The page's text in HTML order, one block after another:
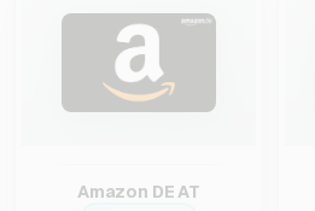
Amazon DE AT